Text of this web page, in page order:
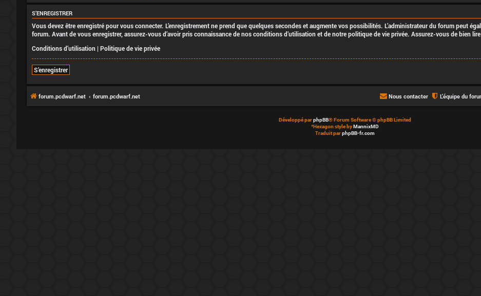
S’ENREGISTRER
Vous devez être enregistré pour vous connecter. L’enregistrement ne prend que quelques secondes et augmente vos possibilités. L’administrateur du forum peut
forum. Avant de vous enregistrer, assurez-vous d’avoir pris connaissance de nos conditions d’utilisation et de notre politique de vie privée. Assurez-vous de bien
Conditions d’utilisation | Politique de vie privée
S’enregistrer
forum.pcdwarf.net forum.pcdwarf.net L’équipe du
Nous contacter
Développé parphpBB® Forum Software © phpBB Limited
*Hexagon style byMannixMD
Traduit parphpBB-fr.com